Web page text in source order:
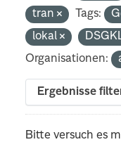
tran
Tags:
lokal
Organisationen:
Ergebnisse
Bitte versuch es